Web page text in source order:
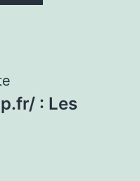
: Les